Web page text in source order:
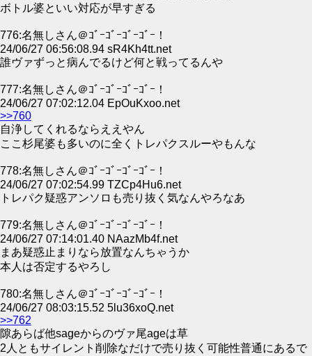
ボトル婆といい対応が早すぎる
776:名無しさん＠ｺﾞｰｺﾞｰｺﾞｰｺﾞｰ！
24/06/27 06:56:08.94 sR4Kh4tt.net
誰ヴァずっと病んでるけど何と戦ってるんや
777:名無しさん＠ｺﾞｰｺﾞｰｺﾞｰｺﾞｰ！
24/06/27 07:02:12.04 EpOuKxoo.net
>>760
自浄してくれるならええやん
ここ杉尾婆も多いのに全くトレパクスルーやもんな
778:名無しさん＠ｺﾞｰｺﾞｰｺﾞｰｺﾞｰ！
24/06/27 07:02:54.99 TZCp4Hu6.net
トレパク疑惑アンソロも売り抜く気なんやろなあ
779:名無しさん＠ｺﾞｰｺﾞｰｺﾞｰｺﾞｰ！
24/06/27 07:14:01.40 NAazMb4f.net
まあ疑惑止まりなら放置なんちゃうか
本人は否定するやろし
780:名無しさん＠ｺﾞｰｺﾞｰｺﾞｰｺﾞｰ！
24/06/27 08:03:15.52 5lu36xoQ.net
>>762
隙あらば他sageからのヴァ尾ageは草
2人ともサイレント削除なだけで売り抜く可能性普通にあるで